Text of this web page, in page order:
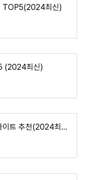
TOP5(2024최신)
(2024최신)
자동차보험 비교견적 사이트 추천(2024최신)